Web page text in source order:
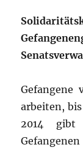
Gefangene
arbeiten,
2014